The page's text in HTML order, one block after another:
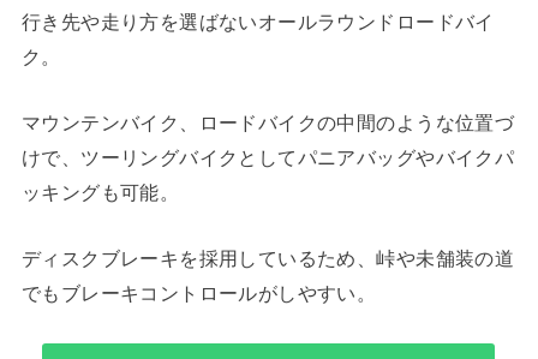
行き先や走り方を選ばないオールラウンドロードバイ
ク。
マウンテンバイク、ロードバイクの中間のような位置づ
けで、ツーリングバイクとしてパニアバッグやバイクパ
ッキングも可能。
ディスクブレーキを採用しているため、峠や未舗装の道
でもブレーキコントロールがしやすい。